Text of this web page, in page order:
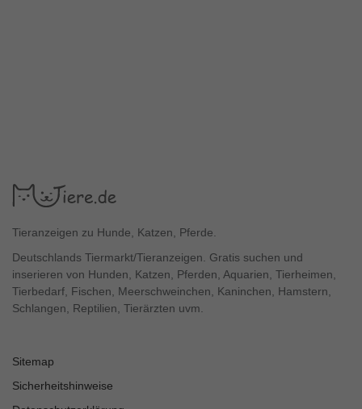
Tieranzeigen zu Hunde, Katzen, Pferde.
Deutschlands Tiermarkt/Tieranzeigen. Gratis suchen und
inserieren von Hunden, Katzen, Pferden, Aquarien, Tierheimen,
Tierbedarf, Fischen, Meerschweinchen, Kaninchen, Hamstern,
Schlangen, Reptilien, Tierärzten uvm.
Sitemap
Sicherheitshinweise